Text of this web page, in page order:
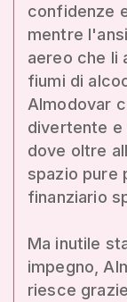
confidenze
mentre
aereo che li
fiumi di
Almodovar
divertente e
dove oltre
spazio pure
finanziario
Ma inutile
impegno,
riesce